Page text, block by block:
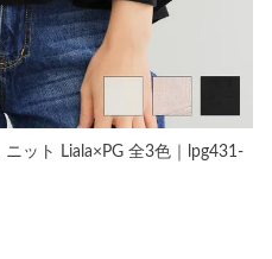
ット Liala×PG 全3色｜lpg431-